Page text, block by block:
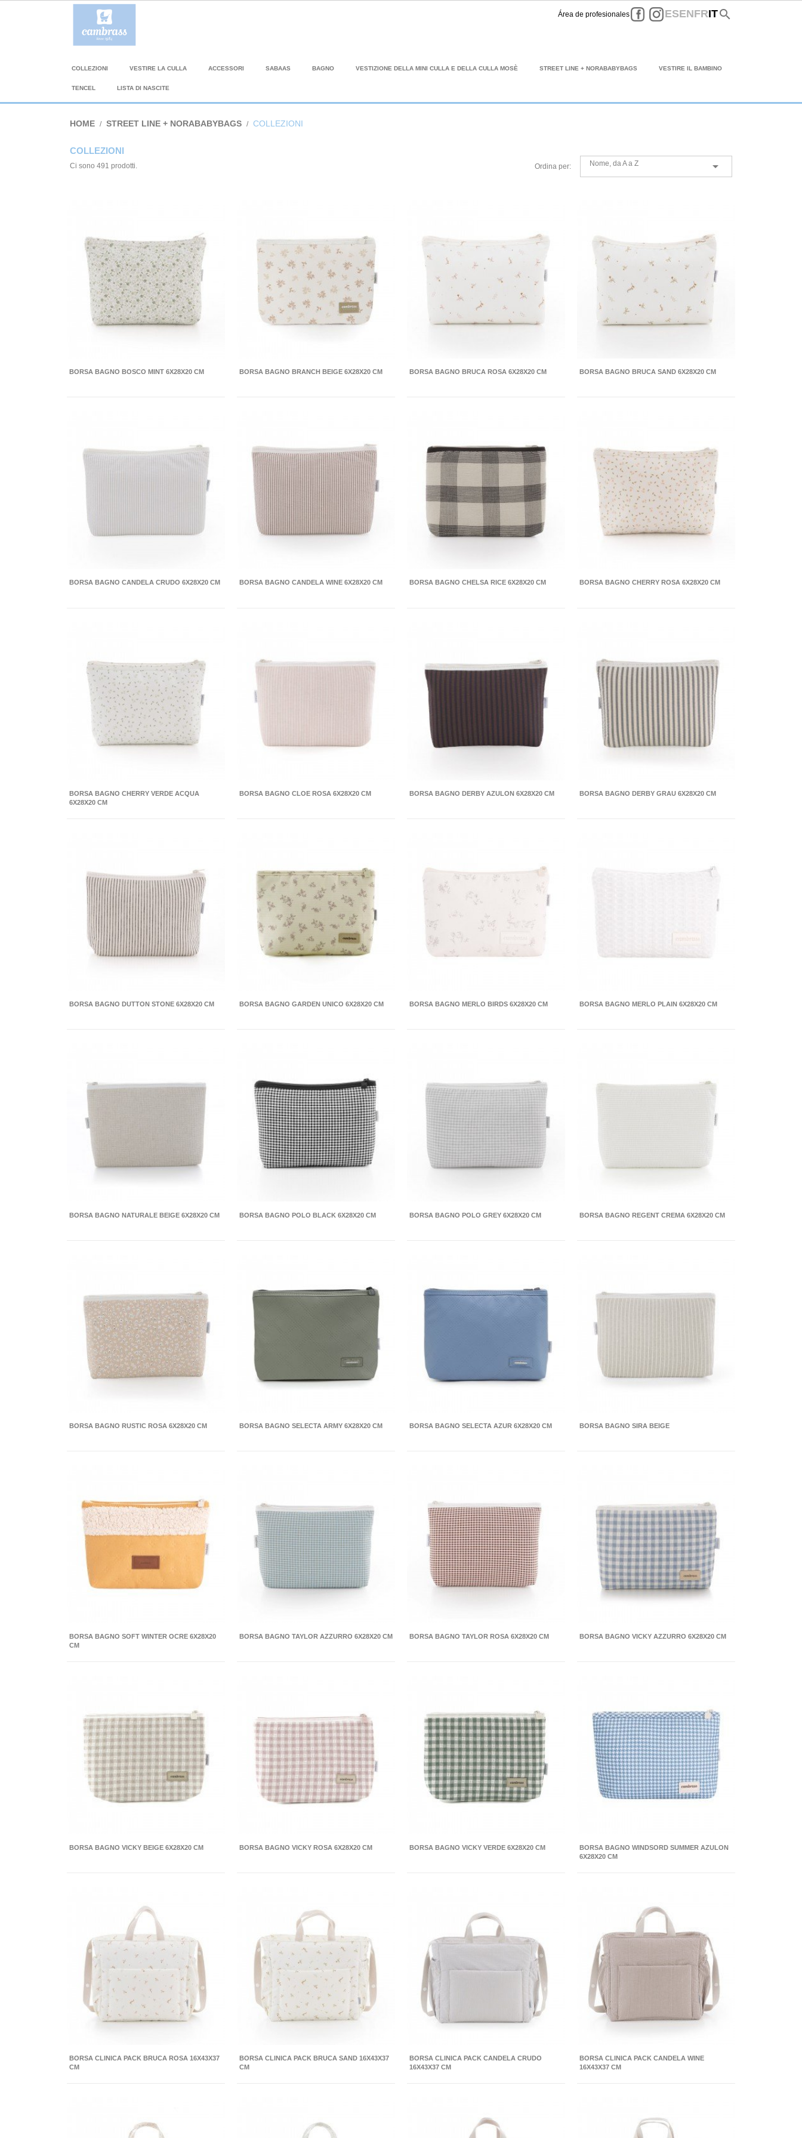
Área de profesionales FacebookInstagram
ESENFRITsearch
COLLEZIONI VESTIRE LA CULLA ACCESSORI SABAAS BAGNO VESTIZIONE DELLA MINI CULLA E DELLA CULLA MOSÈ STREET LINE + NORABABYBAGS VESTIRE IL BAMBINO
TENCEL LISTA DI NASCITE
HOME STREET LINE + NORABABYBAGS COLLEZIONI
COLLEZIONI
Ci sono 491 prodotti. Ordina per: Nome, da A a Z 
BORSA BAGNO BOSCO MINT 6X28X20 CM BORSA BAGNO BRANCH BEIGE 6X28X20 CM BORSA BAGNO BRUCA ROSA 6X28X20 CM BORSA BAGNO BRUCA SAND 6X28X20 CM
BORSA BAGNO CANDELA CRUDO 6X28X20 CM BORSA BAGNO CANDELA WINE 6X28X20 CM BORSA BAGNO CHELSA RICE 6X28X20 CM BORSA BAGNO CHERRY ROSA 6X28X20 CM
BORSA BAGNO CHERRY VERDE ACQUA
6X28X20 CM
BORSA BAGNO CLOE ROSA 6X28X20 CM BORSA BAGNO DERBY AZULON 6X28X20 CM BORSA BAGNO DERBY GRAU 6X28X20 CM
BORSA BAGNO DUTTON STONE 6X28X20 CM BORSA BAGNO GARDEN UNICO 6X28X20 CM BORSA BAGNO MERLO BIRDS 6X28X20 CM BORSA BAGNO MERLO PLAIN 6X28X20 CM
BORSA BAGNO NATURALE BEIGE 6X28X20 CM BORSA BAGNO POLO BLACK 6X28X20 CM BORSA BAGNO POLO GREY 6X28X20 CM BORSA BAGNO REGENT CREMA 6X28X20 CM
BORSA BAGNO RUSTIC ROSA 6X28X20 CM BORSA BAGNO SELECTA ARMY 6X28X20 CM BORSA BAGNO SELECTA AZUR 6X28X20 CM BORSA BAGNO SIRA BEIGE
BORSA BAGNO SOFT WINTER OCRE 6X28X20
CM
BORSA BAGNO TAYLOR AZZURRO 6X28X20 CM BORSA BAGNO TAYLOR ROSA 6X28X20 CM BORSA BAGNO VICKY AZZURRO 6X28X20 CM
BORSA BAGNO VICKY BEIGE 6X28X20 CM BORSA BAGNO VICKY ROSA 6X28X20 CM BORSA BAGNO VICKY VERDE 6X28X20 CM
BORSA BAGNO WINDSORD SUMMER AZULON
6X28X20 CM
BORSA CLINICA PACK BRUCA ROSA 16X43X37
CM
BORSA CLINICA PACK BRUCA SAND 16X43X37
CM
BORSA CLINICA PACK CANDELA CRUDO
16X43X37 CM
BORSA CLINICA PACK CANDELA WINE
16X43X37 CM